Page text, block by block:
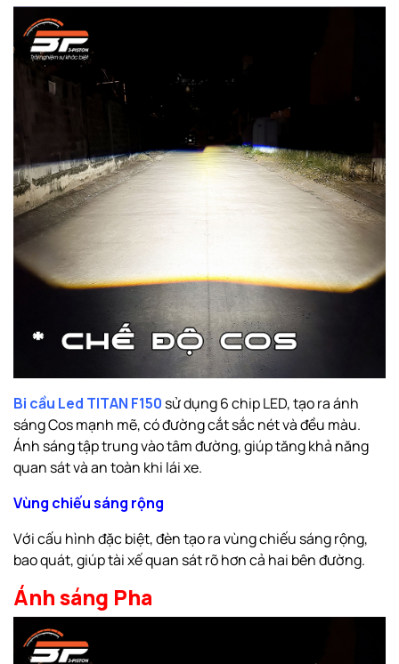
Bi cầu Led TITAN F150 sử dụng 6 chip LED, tạo ra ánh
sáng Cos mạnh mẽ, có đường cắt sắc nét và đều màu.
Ánh sáng tập trung vào tâm đường, giúp tăng khả năng
quan sát và an toàn khi lái xe.
Vùng chiếu sáng rộng
Với cấu hình đặc biệt, đèn tạo ra vùng chiếu sáng rộng,
bao quát, giúp tài xế quan sát rõ hơn cả hai bên đường.
Ánh sáng Pha